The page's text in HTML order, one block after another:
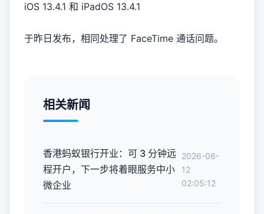
iOS 13.4.1 和 iPadOS 13.4.1
于昨日发布，相同处理了 FaceTime 通话问题。
相关新闻
香港蚂蚁银行开业：可 3 分钟远
程开户，下一步将着眼服务中小
微企业
2026-06-
12
02:05:12